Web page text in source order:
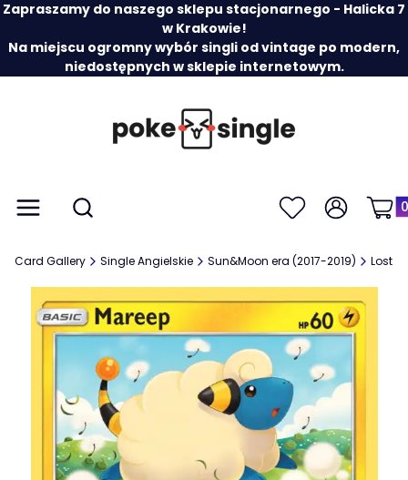
Zapraszamy do naszego sklepu stacjonarnego - Halicka 7
w Krakowie!
Na miejscu ogromny wybór singli od vintage po modern,
niedostępnych w sklepie internetowym.
Menu Otwórz wyszukiwarkę
Szukaj UlubioneZaloguj się
Card Gallery Single Angielskie Sun&Moon era (2017-2019) Lost